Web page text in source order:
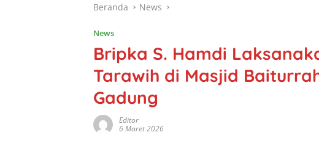
Beranda News
News
Bripka S. Hamdi
Tarawih di Masjid
Gadung
Editor
6 Maret 2026